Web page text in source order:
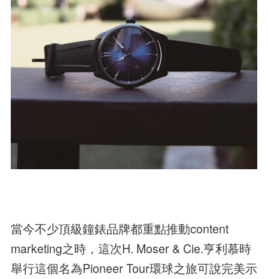
當今不少頂級鐘錶品牌都重點推動content
marketing之時，這次H. Moser & Cie.亨利慕時
舉行這個名為Pioneer Tour環球之旅可說完美示